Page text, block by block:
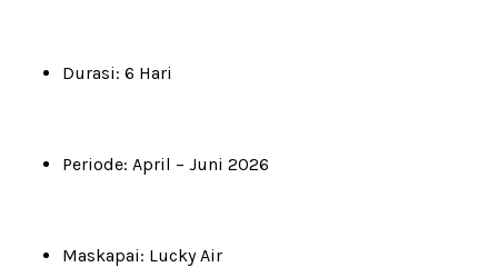
Durasi: 6 Hari
Periode: April – Juni 2026
Maskapai: Lucky Air